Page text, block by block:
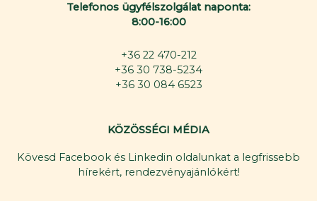
Telefonos ügyfélszolgálat naponta:
8:00-16:00
+36 22 470-212
+36 30 738-5234
+36 30 084 6523
KÖZÖSSÉGI MÉDIA
Kövesd Facebook és Linkedin oldalunkat a legfrissebb
hírekért, rendezvényajánlókért!